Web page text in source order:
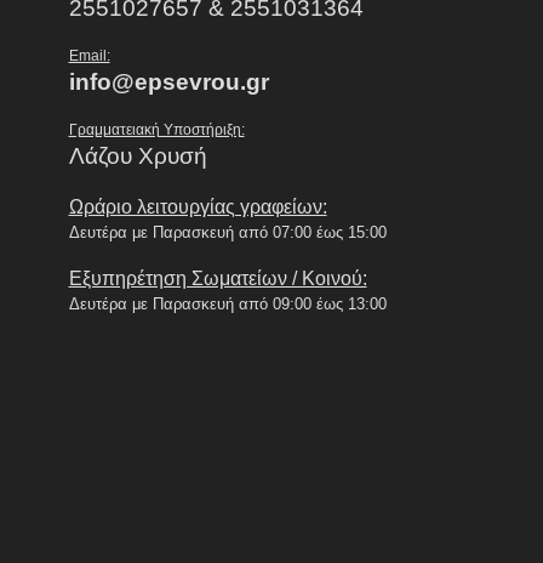
2551027657 & 2551031364
Email:
info@epsevrou.gr
Γραμματειακή Υποστήριξη:
Λάζου Χρυσή
Ωράριο λειτουργίας γραφείων:
Δευτέρα με Παρασκευή από 07:00 έως 15:00
Εξυπηρέτηση Σωματείων / Κοινού:
Δευτέρα με Παρασκευή από 09:00 έως 13:00